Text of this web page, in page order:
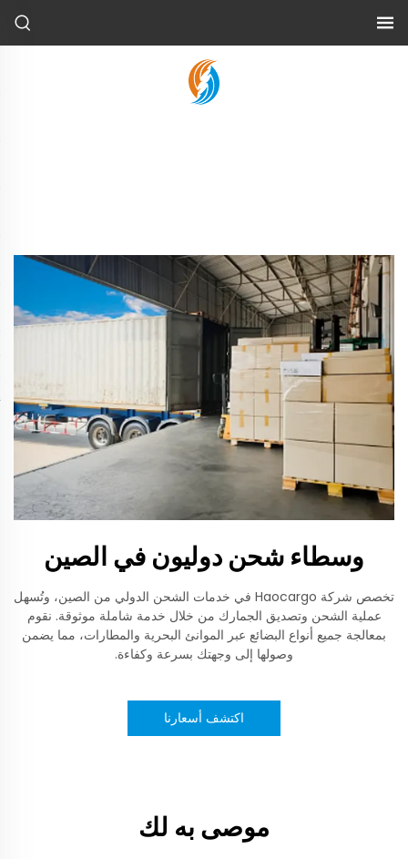
وسطاء شحن دوليون في الصين
تخصص شركة Haocargo في خدمات الشحن الدولي من الصين، وتُسهل
عملية الشحن وتصديق الجمارك من خلال خدمة شاملة موثوقة. نقوم
بمعالجة جميع أنواع البضائع عبر الموانئ البحرية والمطارات، مما يضمن
وصولها إلى وجهتك بسرعة وكفاءة.
اكتشف أسعارنا
موصى به لك